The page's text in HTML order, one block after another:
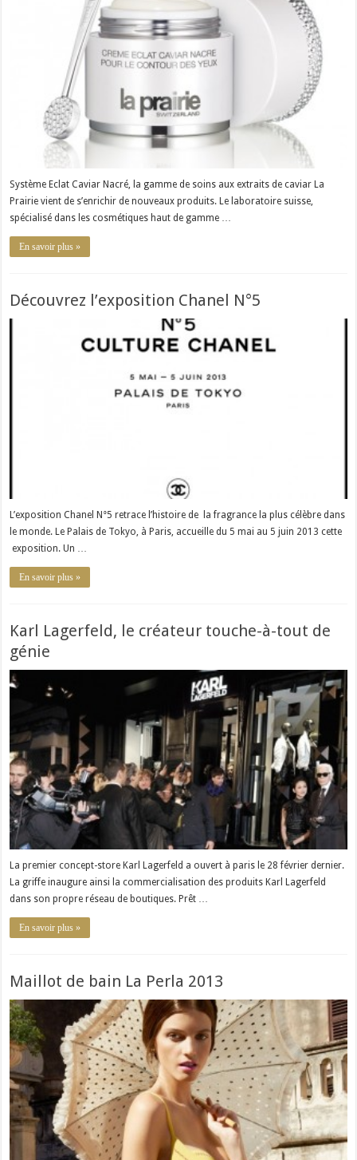
Système Eclat Caviar Nacré, la gamme de soins aux extraits de caviar La
Prairie vient de s’enrichir de nouveaux produits. Le laboratoire suisse,
spécialisé dans les cosmétiques haut de gamme …
En savoir plus »
Découvrez l’exposition Chanel N°5
L’exposition Chanel N°5 retrace l’histoire de la fragrance la plus célèbre dans
le monde. Le Palais de Tokyo, à Paris, accueille du 5 mai au 5 juin 2013 cette
exposition. Un …
En savoir plus »
Karl Lagerfeld, le créateur touche-à-tout de
génie
La premier concept-store Karl Lagerfeld a ouvert à paris le 28 février dernier.
La griffe inaugure ainsi la commercialisation des produits Karl Lagerfeld
dans son propre réseau de boutiques. Prêt …
En savoir plus »
Maillot de bain La Perla 2013